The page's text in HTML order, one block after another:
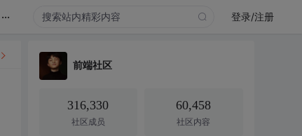
... 登录/注册
前端社区
316,330
社区成员
60,458
社区内容